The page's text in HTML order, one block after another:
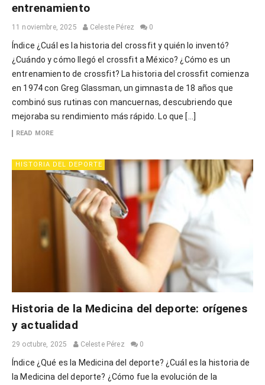
entrenamiento
11 noviembre, 2025 Celeste Pérez 0
Índice ¿Cuál es la historia del crossfit y quién lo inventó?
¿Cuándo y cómo llegó el crossfit a México? ¿Cómo es un
entrenamiento de crossfit? La historia del crossfit comienza
en 1974 con Greg Glassman, un gimnasta de 18 años que
combinó sus rutinas con mancuernas, descubriendo que
mejoraba su rendimiento más rápido. Lo que […]
READ MORE
HISTORIA DEL DEPORTE
Historia de la Medicina del deporte: orígenes
y actualidad
29 octubre, 2025 Celeste Pérez 0
Índice ¿Qué es la Medicina del deporte? ¿Cuál es la historia de
la Medicina del deporte? ¿Cómo fue la evolución de la